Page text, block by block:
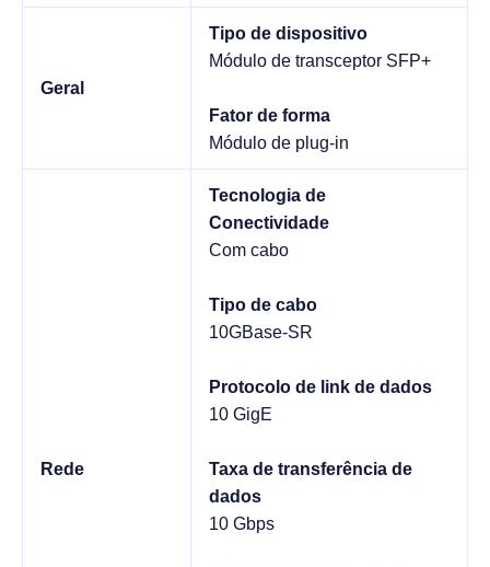
Geral
Tipo de dispositivo
Módulo de transceptor SFP+
Fator de forma
Módulo de plug-in
Rede
Tecnologia de
Conectividade
Com cabo
Tipo de cabo
10GBase-SR
Protocolo de link de dados
10 GigE
Taxa de transferência de
dados
10 Gbps